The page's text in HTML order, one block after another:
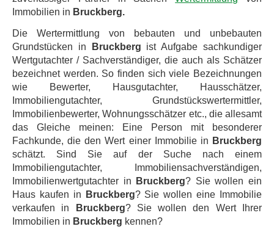
Immobilien in Bruckberg.
Die Wertermittlung von bebauten und unbebauten
Grundstücken in
Bruckberg ist Aufgabe sachkundiger
Wertgutachter / Sachverständiger, die auch als Schätzer
bezeichnet werden. So finden sich viele Bezeichnungen
wie Bewerter, Hausgutachter, Hausschätzer,
Immobiliengutachter, Grundstückswertermittler,
Immobilienbewerter, Wohnungsschätzer etc., die allesamt
das Gleiche meinen: Eine Person mit besonderer
Fachkunde, die den Wert einer Immobilie in Bruckberg
schätzt. Sind Sie auf der Suche nach einem
Immobiliengutachter, Immobiliensachverständigen,
Immobilienwertgutachter in
Bruckberg? Sie wollen ein
Haus kaufen in
Bruckberg? Sie wollen eine Immobilie
verkaufen in
Bruckberg? Sie wollen den Wert Ihrer
Immobilien in Bruckberg kennen?